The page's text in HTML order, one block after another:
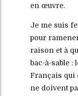
en œuvre.
Je me suis
pour
raison et à
bac-à-sable :
Français qui
ne doivent